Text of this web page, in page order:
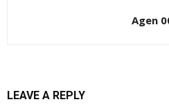
Agen
LEAVE A REPLY